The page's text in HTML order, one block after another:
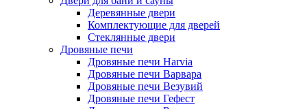
Деревянные двери
Комплектующие для дверей
Стеклянные двери
Дровяные печи
Дровяные печи Harvia
Дровяные печи Варвара
Дровяные печи Везувий
Дровяные печи Гефест